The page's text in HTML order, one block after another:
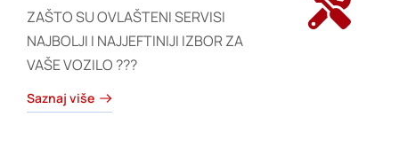
ZAŠTO SU OVLAŠTENI SERVISI
NAJBOLJI I NAJJEFTINIJI IZBOR ZA
VAŠE VOZILO ???
Saznaj više